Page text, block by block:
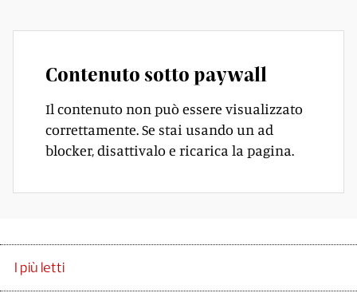
Contenuto sotto paywall
Il contenuto non può essere visualizzato
correttamente. Se stai usando un ad
blocker, disattivalo e ricarica la pagina.
I più letti